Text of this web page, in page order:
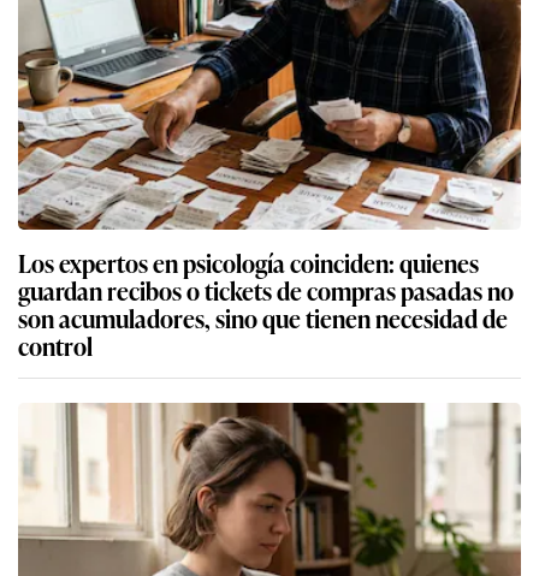
Los expertos en psicología coinciden: quienes
guardan recibos o tickets de compras pasadas no
son acumuladores, sino que tienen necesidad de
control